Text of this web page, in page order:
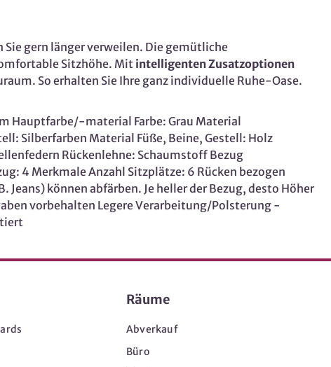
Sie gern länger verweilen. Die gemütliche
Sitzhöhe. Mit intelligenten Zusatzoptionen
So erhalten Sie Ihre ganz individuelle Ruhe-Oase.
Hauptfarbe/-material Farbe: Grau Material
Silberfarben Material Füße, Beine, Gestell: Holz
Rückenlehne: Schaumstoff Bezug
4 Merkmale Anzahl Sitzplätze: 6 Rücken bezogen
können abfärben. Je heller der Bezug, desto Höher
vorbehalten Legere Verarbeitung/Polsterung -
Räume
Abverkauf
Büro